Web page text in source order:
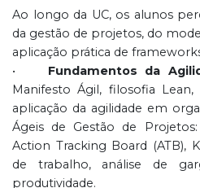
Ao longo da UC, os alunos
da gestão de projetos, do
aplicação prática de
• Fundamentos da
Manifesto Ágil, filosofia
aplicação da agilidade em
Ágeis de Gestão de
Action Tracking Board (ATB),
de trabalho, análise de
produtividade.